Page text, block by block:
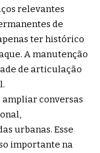
relevantes
de
ter histórico
A manutenção
de articulação
ampliar conversas
urbanas. Esse
importante na